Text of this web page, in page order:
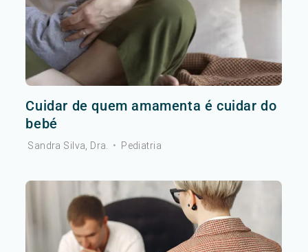
Cuidar de quem amamenta é cuidar do
bebé
Sandra Silva, Dra. • Pediatria